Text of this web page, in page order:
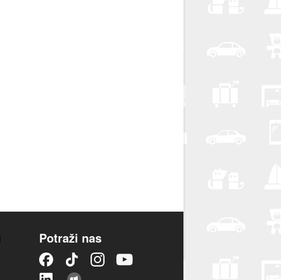
Potraži nas